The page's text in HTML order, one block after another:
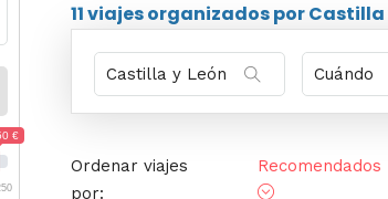
11 viajesorganizados por Castilla
Ordenar viajes
por:
Recomendados
€